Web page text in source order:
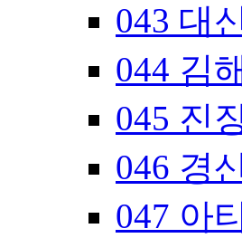
043 대
044 김
045 진
046 경
047 아